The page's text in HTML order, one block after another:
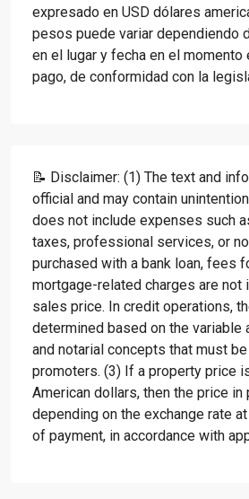
expresado en USD dólares
pesos puede variar dependiendo
en el lugar y fecha en el
pago, de conformidad con la
📝 Disclaimer: (1) The text and
official and may contain
does not include expenses such
taxes, professional services, or
purchased with a bank loan, fees
mortgage-related charges are not
sales price. In credit operations,
determined based on the variable
and notarial concepts that must
promoters. (3) If a property price
American dollars, then the price in
depending on the exchange rate
of payment, in accordance with